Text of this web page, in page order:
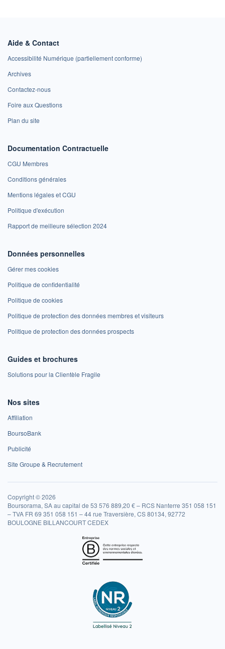
Aide & Contact
Accessibilité Numérique (partiellement conforme)
Archives
Contactez-nous
Foire aux Questions
Plan du site
Documentation Contractuelle
CGU Membres
Conditions générales
Mentions légales et CGU
Politique d'exécution
Rapport de meilleure sélection 2024
Données personnelles
Gérer mes cookies
Politique de confidentialité
Politique de cookies
Politique de protection des données membres et visiteurs
Politique de protection des données prospects
Guides et brochures
Solutions pour la Clientèle Fragile
Nos sites
Affiliation
BoursoBank
Publicité
Site Groupe & Recrutement
Copyright © 2026
Boursorama, SA au capital de 53 576 889,20 € – RCS Nanterre 351 058 151
– TVA FR 69 351 058 151 – 44 rue Traversière, CS 80134, 92772
BOULOGNE BILLANCOURT CEDEX